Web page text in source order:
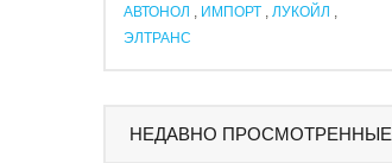
АВТОНОЛ
ИМПОРТ ЛУКОЙЛ
ЭЛТРАНС
НЕДАВНО ПРОСМОТРЕННЫЕ